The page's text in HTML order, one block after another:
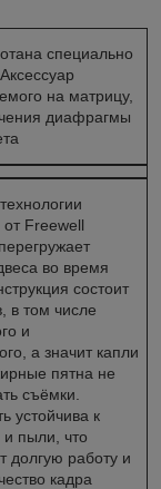
специально
на матрицу,
диафрагмы
Freewell
во время
состоит
в том числе
и
а значит капли
пятна не
съёмки.
устойчива к
пыли, что
долгую работу и
кадра